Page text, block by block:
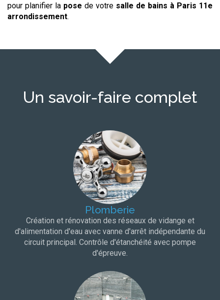
pour planifier la pose de votre salle de bains à Paris 11e
arrondissement.
Un savoir-faire complet
Plomberie
Création et rénovation des réseaux de vidange et
d'alimentation d'eau avec vanne d'arrêt indépendante du
circuit principal. Contrôle d'étanchéité avec pompe
d'épreuve.